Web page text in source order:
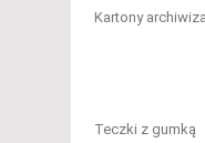
Kartony
Teczki z gumką